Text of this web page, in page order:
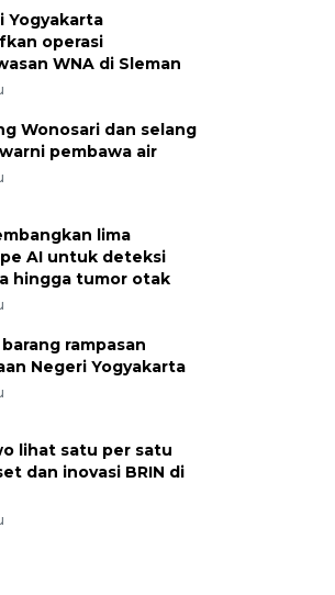
Yogyakarta
operasi
WNA di Sleman
Wonosari dan selang
pembawa air
lima
AI untuk deteksi
hingga tumor otak
rampasan
Negeri Yogyakarta
lihat satu per satu
dan inovasi BRIN di